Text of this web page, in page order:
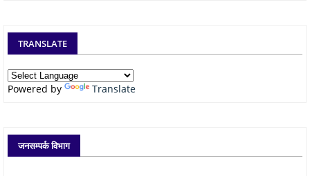
TRANSLATE
Powered by Translate
जनसम्पर्क विभाग